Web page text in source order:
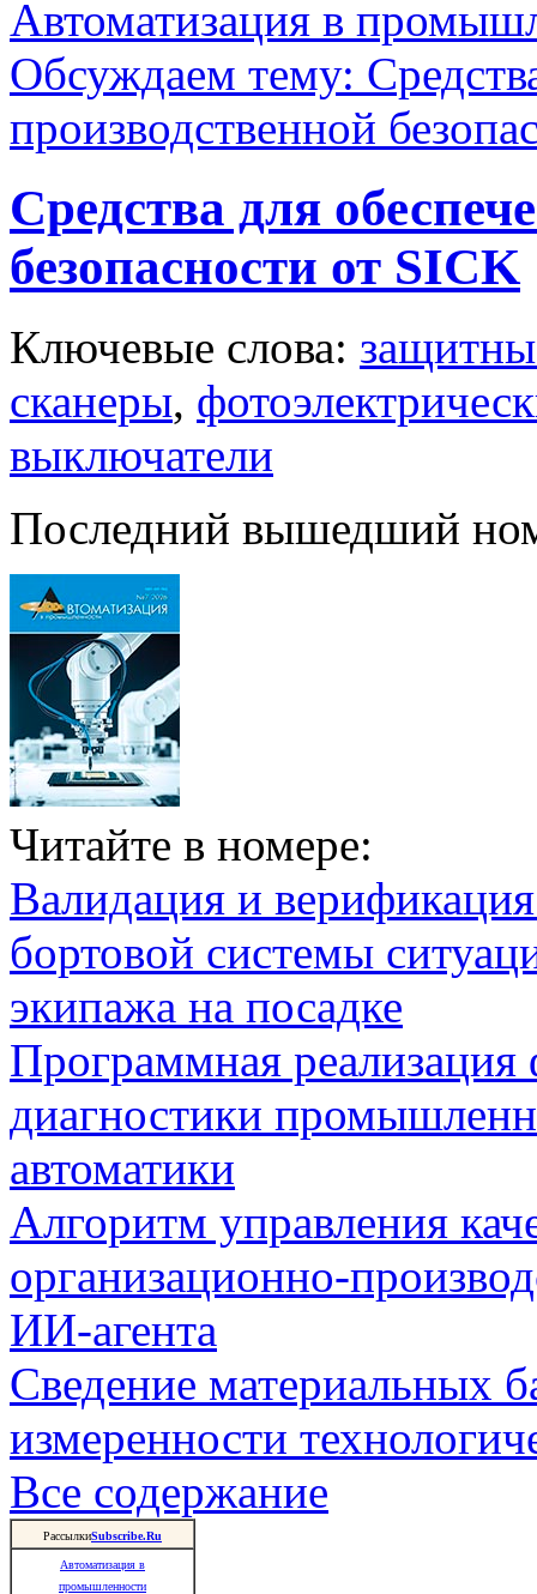
Автоматизация в
Обсуждаем тему:
производственной
Средства для
безопасности от SICK
Ключевые слова:
сканеры,
выключатели
Последний вышедший
Читайте в номере:
Валидация и
бортовой системы
экипажа на посадке
Программная
диагностики
автоматики
Алгоритм управления
организационно-
ИИ-агента
Сведение материальных
измеренности
Все содержание
РассылкиSubscribe.Ru
Автоматизация в
промышленности